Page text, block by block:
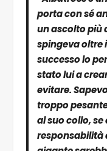
porta con sé
un ascolto più
spingeva oltre
successo lo
stato lui a
evitare.
troppo
al suo collo, se
responsabilità